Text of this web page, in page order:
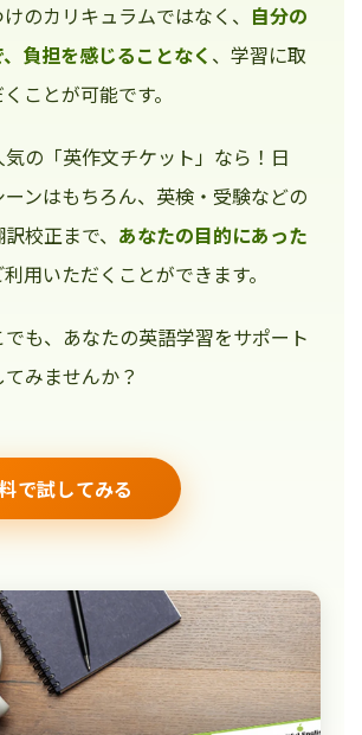
のカリキュラムではなく、 自分の
負担を感じることなく 、学習に取
ことが可能です。
の「英作文チケット」なら！日
ンはもちろん、英検・受験などの
校正まで、 あなたの目的にあった
用いただくことができます。
も、あなたの英語学習をサポート
みませんか？
で試してみる